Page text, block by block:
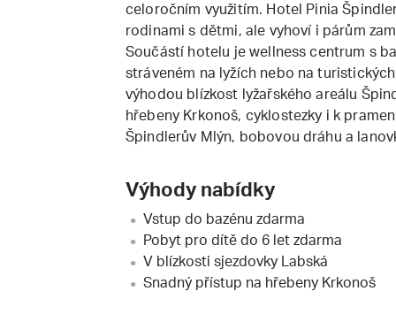
celoročním využitím. Hotel Pinia
rodinami s dětmi, ale vyhoví i párům
Součástí hotelu je wellness centrum s
stráveném na lyžích nebo na
výhodou blízkost lyžařského areálu
hřebeny Krkonoš, cyklostezky i k
Špindlerův Mlýn, bobovou dráhu a
Výhody nabídky
Vstup do bazénu zdarma
Pobyt pro dítě do 6 let zdarma
V blízkosti sjezdovky Labská
Snadný přístup na hřebeny Krkonoš